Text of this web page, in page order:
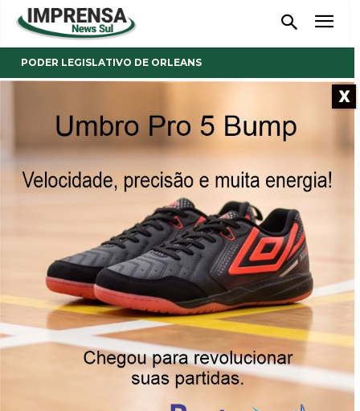
PODER LEGISLATIVO DE ORLEANS
Vereadores de Orleans
aprovam projeto que cria as
Comissões Legislativas
Permanentes
Imprensa News Sul 07/02/2022
X